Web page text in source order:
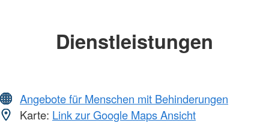
Dienstleistungen
Angebote für Menschen mit Behinderungen
Karte: Link zur Google Maps Ansicht